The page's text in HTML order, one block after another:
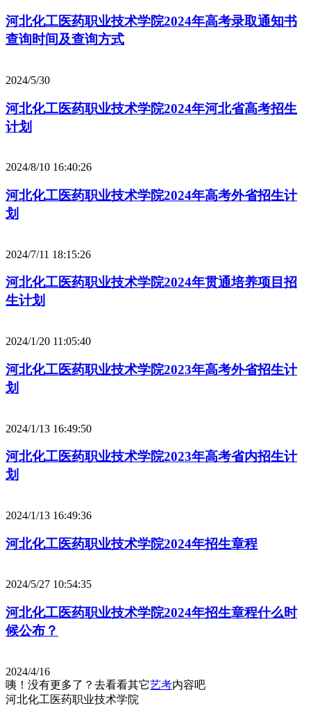
河北化工医药职业技术学院2024年高考录取通知书
查询时间及查询方式
2024/5/30
河北化工医药职业技术学院2024年河北省高考招生
计划
2024/8/10 16:40:26
河北化工医药职业技术学院2024年高考外省招生计
划
2024/7/11 18:15:26
河北化工医药职业技术学院2024年贯通培养项目招
生计划
2024/1/20 11:05:40
河北化工医药职业技术学院2023年高考外省招生计
划
2024/1/13 16:49:50
河北化工医药职业技术学院2023年高考省内招生计
划
2024/1/13 16:49:36
河北化工医药职业技术学院2024年招生章程
2024/5/27 10:54:35
河北化工医药职业技术学院2024年招生章程什么时
候公布？
2024/4/16
咦！没有更多了？去看看其它艺考内容吧
河北化工医药职业技术学院